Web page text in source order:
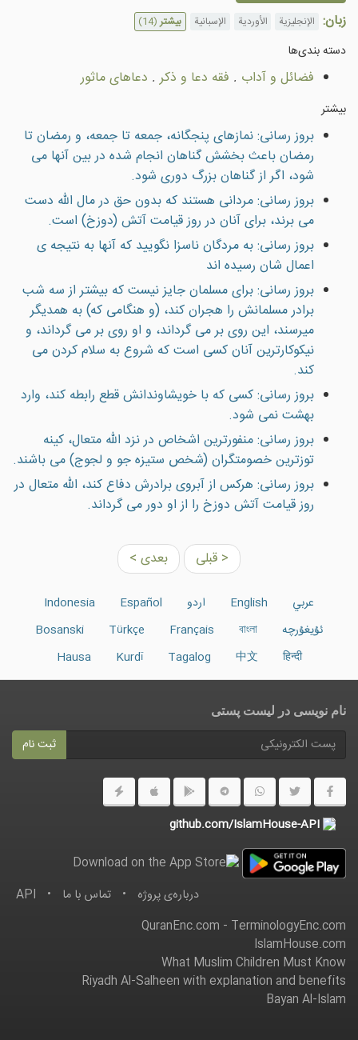
زبان: الإنجليزية الأوردية الإسبانية بیشتر(14)
دسته بندى‌ها
فضائل و آداب . فقه دعا و ذكر . دعاهاى ماثور
بیشتر
بروز رسانی: نمازهاى پنجگانه، جمعه تا جمعه، و رمضان تا
رمضان باعث بخشش گناهان انجام شده در بين آنها مى
شود، اگر از گناهان بزرگ دورى شود.
بروز رسانی: مردانى هستند كه بدون حق در مال الله دست
مى برند، براى آنان در روز قيامت آتش (دوزخ) است.
بروز رسانی: به مردگان ناسزا نگوييد که آنها به نتيجه ی
اعمال شان رسيده اند
بروز رسانی: براى مسلمان جایز نيست كه بيشتر از سه شب
برادر مسلمانش را هجران كند، (و هنگامى كه) به همديگر
ميرسند، اين روى بر مى گرداند، و او روى بر مى گرداند، و
نيكوكارترين آنان كسى است كه شروع به سلام كردن مى
كند.
بروز رسانی: کسی که با خويشاوندانش قطع رابطه کند، وارد
بهشت نمی شود.
بروز رسانی: منفورترین اشخاص در نزد الله متعال، كينه
توزترين خصومتگران (شخص ستيزه جو و لجوج) مى باشند.
بروز رسانی: هرکس از آبروی برادرش دفاع کند، الله متعال در
روز قيامت آتش دوزخ را از او دور می گرداند.
< قبلی بعدی >
عربي English اردو Español
Indonesia
ئۇيغۇرچە
বাংলা
Français
Türkçe
Bosanski
हिन्दी
中文
Tagalog
Kurdî
Hausa
نام نویسی در ليست پستى
ثبت نام
github.com/IslamHouse-API
درباره‌ى پروژه • تماس با ما •
API
QuranEnc.com - TerminologyEnc.com
IslamHouse.com
What Muslim Children Must Know
Riyadh Al-Salheen with explanation and benefits
Bayan Al-Islam